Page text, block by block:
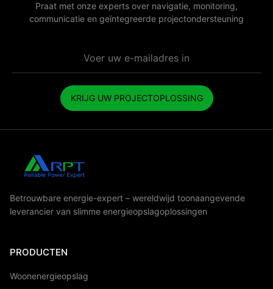
Praat met onze experts over navigatie, monitoring,
communicatie en geïntegreerde projectondersteuning
KRIJG UW PROJECTOPLOSSING
Betrouwbare energie-expert – wereldwijd toonaangevende
leverancier van slimme energieopslagoplossingen
PRODUCTEN
Woonenergieopslag